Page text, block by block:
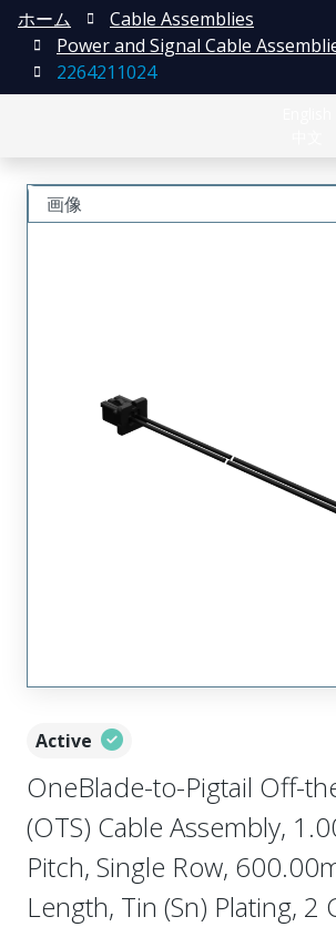
ホーム
Cable Assemblies
Power and Signal Cable
2264211024
Active
OneBlade-to-Pigtail Off-
(OTS) Cable Assembly,
Pitch, Single Row,
Length, Tin (Sn) Plating, 2
画像